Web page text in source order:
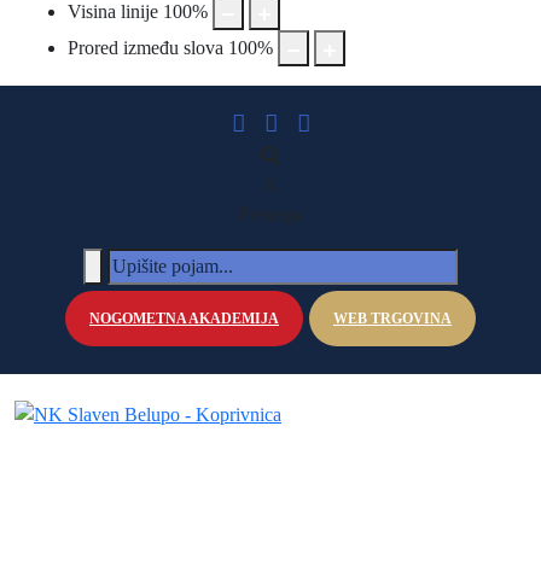
Visina linije 100%
Prored između slova 100%
X
Pretraga
NOGOMETNA AKADEMIJA WEB TRGOVINA